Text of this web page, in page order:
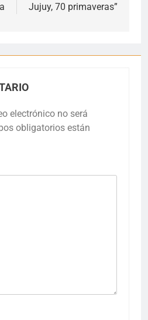
Jujuy, 70 primaveras”
electrónico no será
obligatorios están